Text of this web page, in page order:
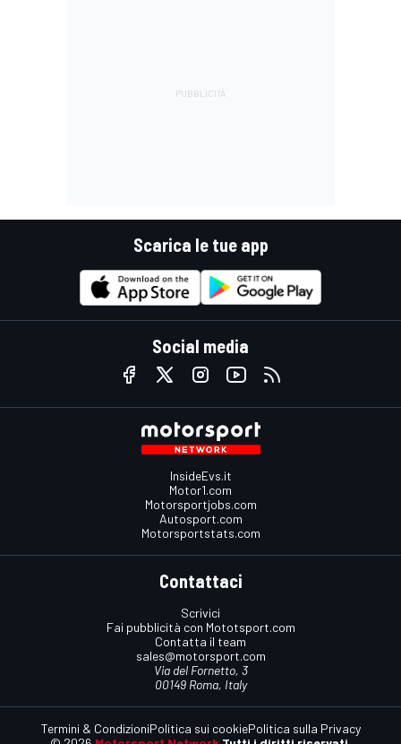
Scarica le tue app
Social media
InsideEvs.it
Motor1.com
Motorsportjobs.com
Autosport.com
Motorsportstats.com
Contattaci
Scrivici
Fai pubblicità con Mototsport.com
Contatta il team
sales@motorsport.com
Via del Fornetto, 3
00149 Roma, Italy
Termini & CondizioniPolitica sui cookiePolitica sulla Privacy